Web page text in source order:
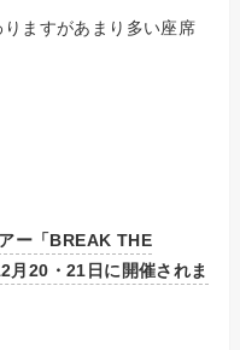
ますがあまり多い座席
ー「BREAK THE
月20・21日に開催されま